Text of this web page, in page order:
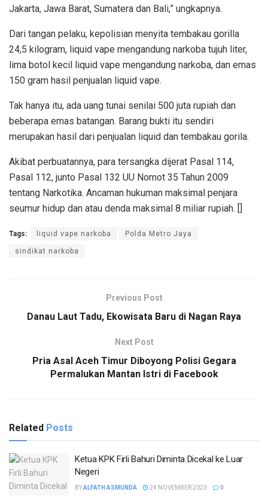
Jakarta, Jawa Barat, Sumatera dan Bali,” ungkapnya.
Dari tangan pelaku, kepolisian menyita tembakau gorilla
24,5 kilogram, liquid vape mengandung narkoba tujuh liter,
lima botol kecil liquid vape mengandung narkoba, dan emas
150 gram hasil penjualan liquid vape.
Tak hanya itu, ada uang tunai senilai 500 juta rupiah dan
beberapa emas batangan. Barang bukti itu sendiri
merupakan hasil dari penjualan liquid dan tembakau gorila.
Akibat perbuatannya, para tersangka dijerat Pasal 114,
Pasal 112, junto Pasal 132 UU Nomot 35 Tahun 2009
tentang Narkotika. Ancaman hukuman maksimal penjara
seumur hidup dan atau denda maksimal 8 miliar rupiah. []
Tags: liquid vape narkoba Polda Metro Jaya
sindikat narkoba
Previous Post
Danau Laut Tadu, Ekowisata Baru di Nagan Raya
Next Post
Pria Asal Aceh Timur Diboyong Polisi Gegara
Permalukan Mantan Istri di Facebook
Related Posts
Ketua KPK Firli Bahuri Diminta Dicekal ke Luar
Negeri
BYALFATH ASMUNDA 24 NOVEMBER 2023 0